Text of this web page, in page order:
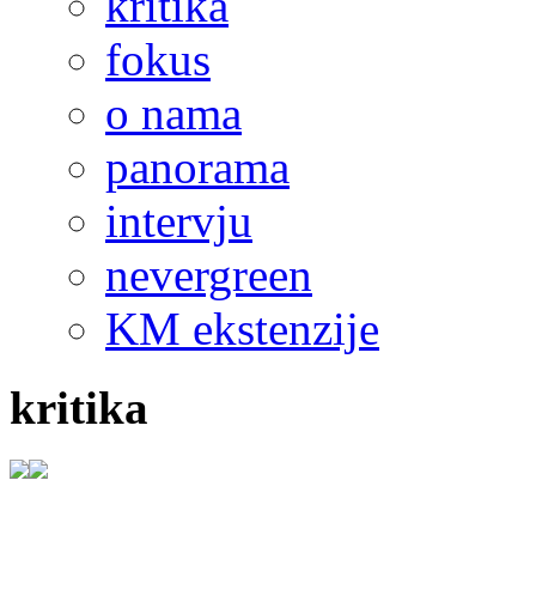
fokus
o nama
panorama
intervju
nevergreen
KM ekstenzije
kritika